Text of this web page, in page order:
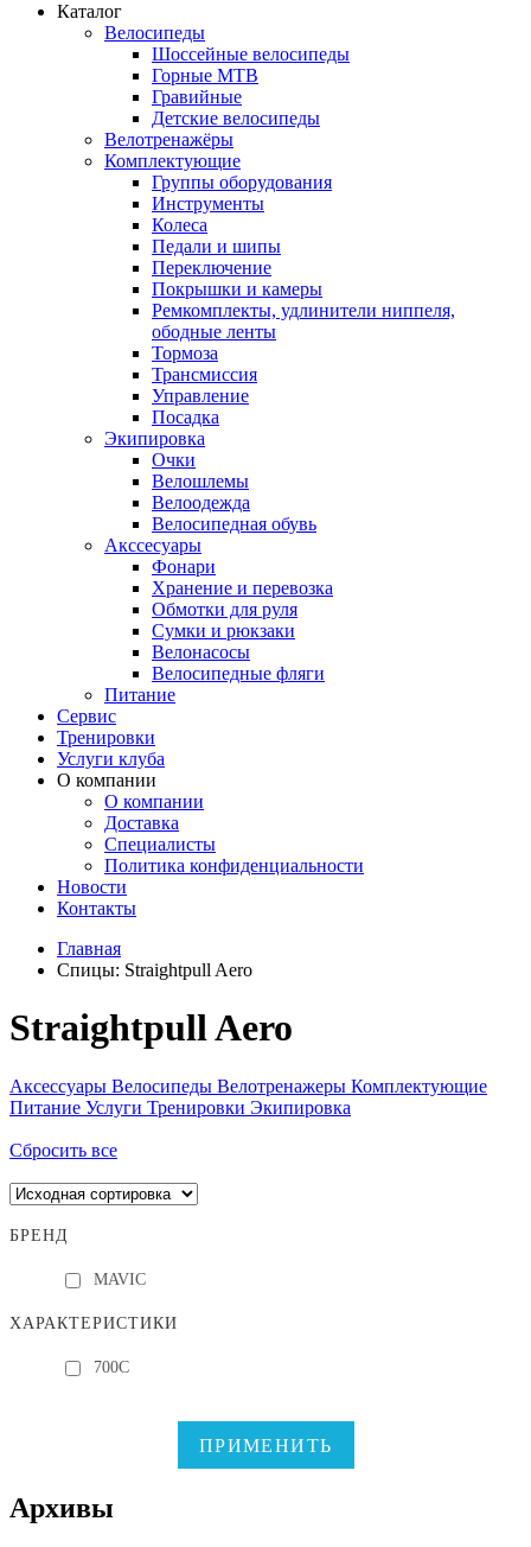
Каталог
Велосипеды
Шоссейные велосипеды
Горные МTB
Гравийные
Детские велосипеды
Велотренажёры
Комплектующие
Группы оборудования
Инструменты
Колеса
Педали и шипы
Переключение
Покрышки и камеры
Ремкомплекты, удлинители ниппеля,
ободные ленты
Тормоза
Трансмиссия
Управление
Посадка
Экипировка
Очки
Велошлемы
Велоодежда
Велосипедная обувь
Акссесуары
Фонари
Хранение и перевозка
Обмотки для руля
Сумки и рюкзаки
Велонасосы
Велосипедные фляги
Питание
Сервис
Тренировки
Услуги клуба
О компании
О компании
Доставка
Специалисты
Политика конфиденциальности
Новости
Контакты
Главная
Спицы: Straightpull Aero
Straightpull Aero
Аксессуары Велосипеды Велотренажеры Комплектующие
Питание Услуги Тренировки Экипировка
Сбросить все
БРЕНД
MAVIC
ХАРАКТЕРИСТИКИ
700C
ПРИМЕНИТЬ
Архивы